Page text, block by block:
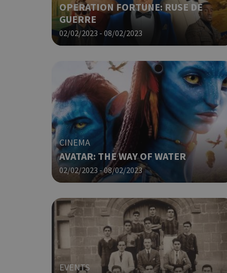
OPERATION FORTUNE: RUSE DE
GUERRE
02/02/2023 - 08/02/2023
CINEMA
AVATAR: THE WAY OF WATER
02/02/2023 - 08/02/2023
EVENTS
takeOverCookie
LangCookie
PHPSESSID
takeOverCookie